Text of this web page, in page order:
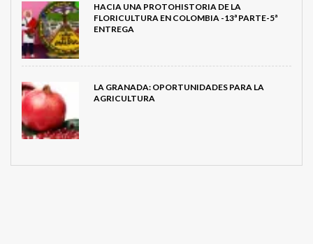
HACIA UNA PROTOHISTORIA DE LA
FLORICULTURA EN COLOMBIA -13ª PARTE-5ª
ENTREGA
LA GRANADA: OPORTUNIDADES PARA LA
AGRICULTURA